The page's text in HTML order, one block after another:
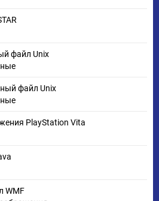
файл Unix
файл Unix
PlayStation Vita
WMF